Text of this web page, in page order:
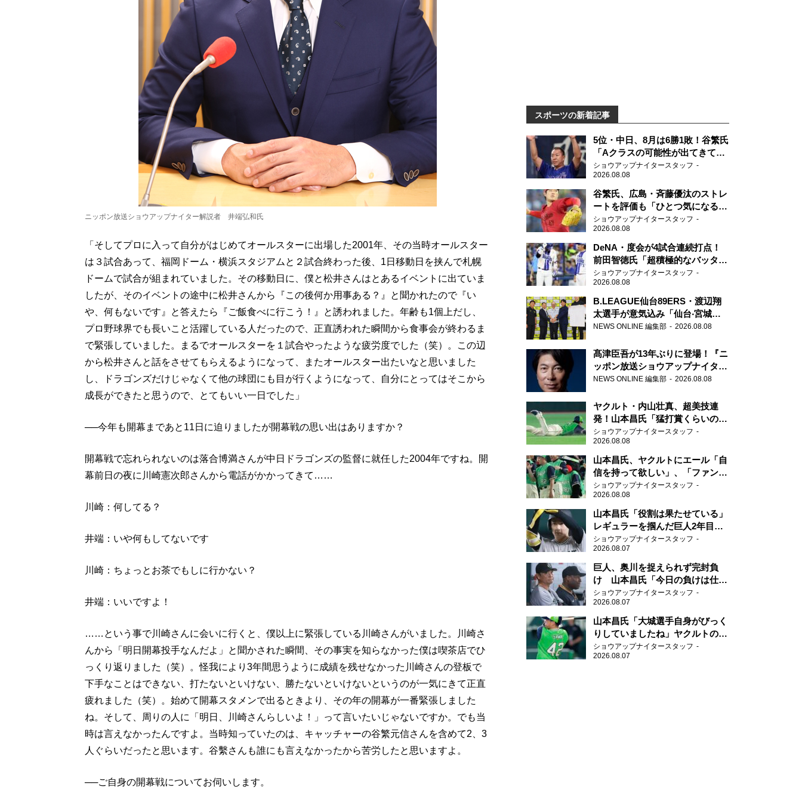
ニッポン放送ショウアップナイター解説者 井端弘和氏
「そしてプロに入って自分がはじめてオールスターに出場した2001年、その当時オールスター
は３試合あって、福岡ドーム・横浜スタジアムと２試合終わった後、1日移動日を挟んで札幌
ドームで試合が組まれていました。その移動日に、僕と松井さんはとあるイベントに出ていま
したが、そのイベントの途中に松井さんから『この後何か用事ある？』と聞かれたので『い
や、何もないです』と答えたら『ご飯食べに行こう！』と誘われました。年齢も1個上だし、
プロ野球界でも長いこと活躍している人だったので、正直誘われた瞬間から食事会が終わるま
で緊張していました。まるでオールスターを１試合やったような疲労度でした（笑）。この辺
から松井さんと話をさせてもらえるようになって、またオールスター出たいなと思いました
し、ドラゴンズだけじゃなくて他の球団にも目が行くようになって、自分にとってはそこから
成長ができたと思うので、とてもいい一日でした」
──今年も開幕まであと11日に迫りましたが開幕戦の思い出はありますか？
開幕戦で忘れられないのは落合博満さんが中日ドラゴンズの監督に就任した2004年ですね。開
幕前日の夜に川崎憲次郎さんから電話がかかってきて……
川崎：何してる？
井端：いや何もしてないです
川崎：ちょっとお茶でもしに行かない？
井端：いいですよ！
……という事で川崎さんに会いに行くと、僕以上に緊張している川崎さんがいました。川崎さ
んから「明日開幕投手なんだよ」と聞かされた瞬間、その事実を知らなかった僕は喫茶店でひ
っくり返りました（笑）。怪我により3年間思うように成績を残せなかった川崎さんの登板で
下手なことはできない、打たないといけない、勝たないといけないというのが一気にきて正直
疲れました（笑）。始めて開幕スタメンで出るときより、その年の開幕が一番緊張しました
ね。そして、周りの人に「明日、川崎さんらしいよ！」って言いたいじゃないですか。でも当
時は言えなかったんですよ。当時知っていたのは、キャッチャーの谷繁元信さんを含めて2、3
人ぐらいだったと思います。谷繫さんも誰にも言えなかったから苦労したと思いますよ。
──ご自身の開幕戦についてお伺いします。
スポーツの新着記事
5位・中日、8月は6勝1敗！谷繁氏
「Aクラスの可能性が出てきてい
ますね」
ショウアップナイタースタッフ
2026.08.08
谷繁氏、広島・斉藤優汰のストレ
ートを評価も「ひとつ気になるこ
とが…」
ショウアップナイタースタッフ
2026.08.08
DeNA・度会が4試合連続打点！
前田智徳氏「超積極的なバッター
はチャンスに強い」
ショウアップナイタースタッフ
2026.08.08
B.LEAGUE仙台89ERS・渡辺翔
太選手が意気込み「仙台‧宮城を
さらに盛り上げていきたいです」
NEWS ONLINE 編集部 2026.08.08
髙津臣吾が13年ぶりに登場！『ニ
ッポン放送ショウアップナイタ
ー』
NEWS ONLINE 編集部 2026.08.08
ヤクルト・内山壮真、超美技連
発！山本昌氏「猛打賞くらいの価
値」
ショウアップナイタースタッフ
2026.08.08
山本昌氏、ヤクルトにエール「自
信を持って欲しい」、「ファンの
方も毎日応援してくれています」
ショウアップナイタースタッフ
2026.08.08
山本昌氏「役割は果たせている」
レギュラーを掴んだ巨人2年目の
新人王候補
ショウアップナイタースタッフ
2026.08.07
巨人、奥川を捉えられず完封負
け 山本昌氏「今日の負けは仕方
がない」
ショウアップナイタースタッフ
2026.08.07
山本昌氏「大城選手自身がびっく
りしていましたね」ヤクルトのフ
ァースト・澤井の判断を評価
ショウアップナイタースタッフ
2026.08.07